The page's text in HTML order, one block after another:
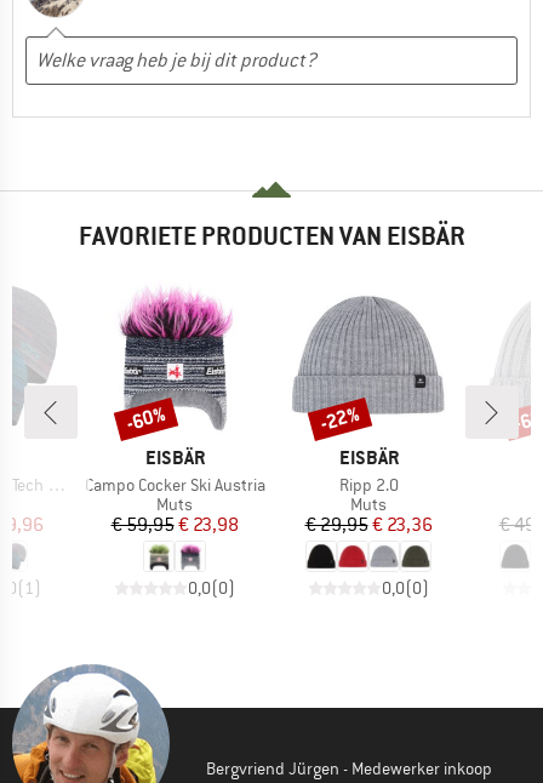
FAVORIETE PRODUCTEN VAN EISBÄR
Hat
prijs
(1)
MERK
EISBÄR
Artikel
Campo Cocker Ski Austria
Productgroep
Muts
Prijs
€ 59,95Verlaagde prijs
€ 23,98
0,0(0)
Korting
-60%
MERK
EISBÄR
Artikel
Ripp 2.0
Productgroep
Muts
Prijs
€ 29,95Verlaagde prijs
€ 23,36
0,0(0)
Korting
-22%
€
-
Bergvriend Jürgen - Medewerker inkoop